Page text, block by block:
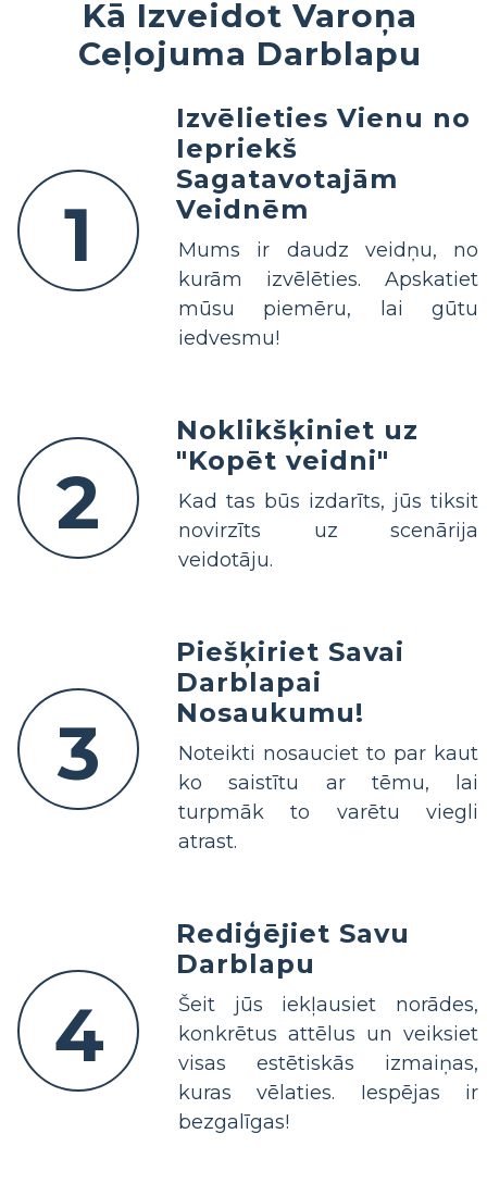
Kā Izveidot Varoņa
Ceļojuma Darblapu
1
Izvēlieties Vienu no
Iepriekš
Sagatavotajām
Veidnēm
Mums ir daudz veidņu, no
kurām izvēlēties. Apskatiet
mūsu piemēru, lai gūtu
iedvesmu!
2
Noklikšķiniet uz
"Kopēt veidni"
Kad tas būs izdarīts, jūs tiksit
novirzīts uz scenārija
veidotāju.
3
Piešķiriet Savai
Darblapai
Nosaukumu!
Noteikti nosauciet to par kaut
ko saistītu ar tēmu, lai
turpmāk to varētu viegli
atrast.
4
Rediģējiet Savu
Darblapu
Šeit jūs iekļausiet norādes,
konkrētus attēlus un veiksiet
visas estētiskās izmaiņas,
kuras vēlaties. Iespējas ir
bezgalīgas!